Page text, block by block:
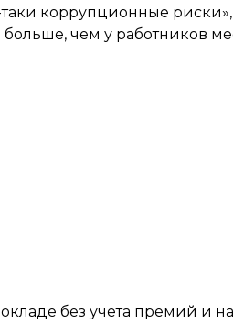
коррупционные риски»,
чем у работников
без учета премий и